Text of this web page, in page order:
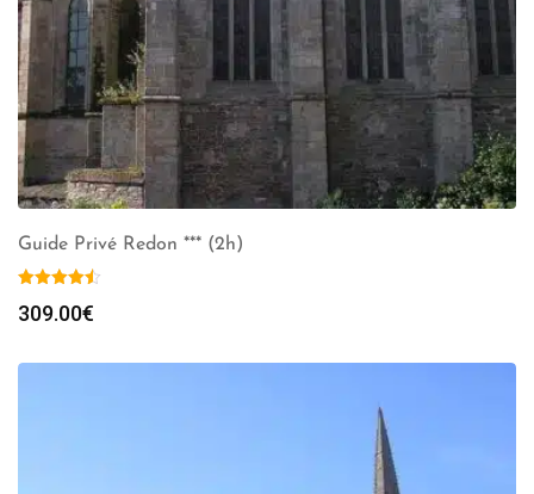
Guide Privé Redon *** (2h)
309.00€